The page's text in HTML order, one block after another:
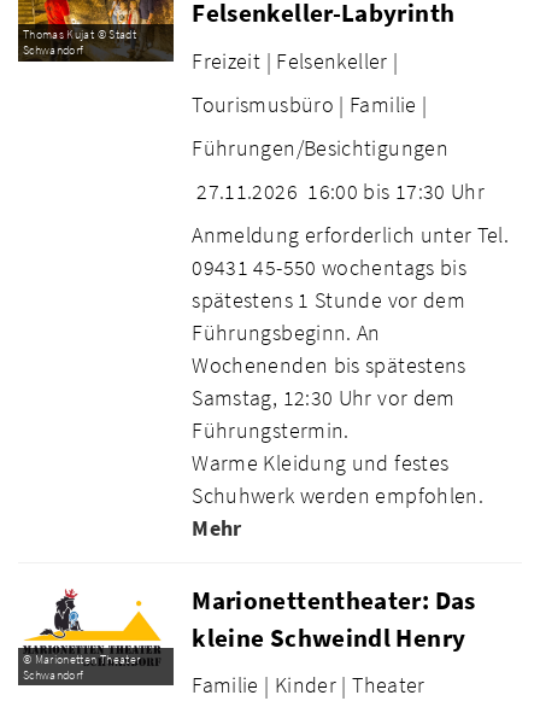
Thomas Kujat © Stadt
Schwandorf
Felsenkeller-Labyrinth
Freizeit | Felsenkeller |
Tourismusbüro | Familie |
Führungen/Besichtigungen
27.11.2026 16:00 bis 17:30 Uhr
Anmeldung erforderlich unter Tel.
09431 45-550 wochentags bis
spätestens 1 Stunde vor dem
Führungsbeginn. An
Wochenenden bis spätestens
Samstag, 12:30 Uhr vor dem
Führungstermin.
Warme Kleidung und festes
Schuhwerk werden empfohlen.
Mehr
© Marionetten Theater
Schwandorf
Marionettentheater: Das
kleine Schweindl Henry
Familie | Kinder | Theater